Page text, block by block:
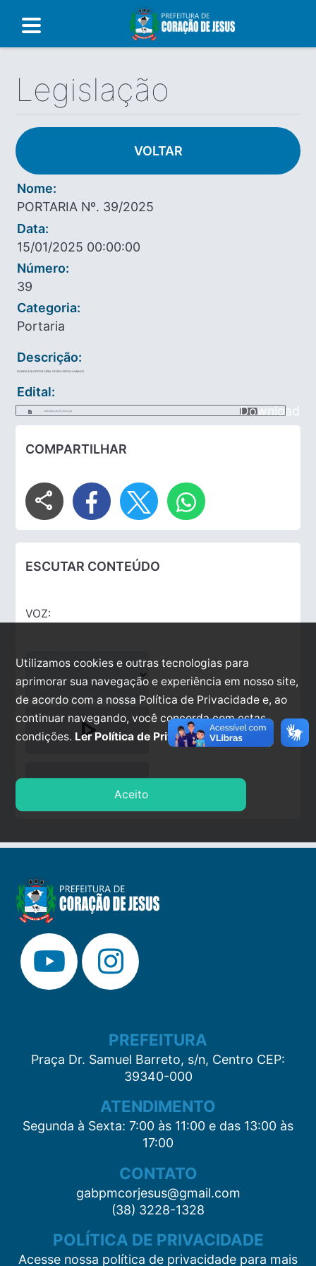
Legislação
VOLTAR
Nome:
PORTARIA Nº. 39/2025
Data:
15/01/2025 00:00:00
Número:
39
Categoria:
Portaria
Descrição:
NOMEIA SUB GESTOR GERAL DE RECURSOS HUMANOS
Edital:
PORTARIA_39_DE_2025.pdf Download
COMPARTILHAR
share
ESCUTAR CONTEÚDO
VOZ:
play_arrow
stop
PREFEITURA
Praça Dr. Samuel Barreto, s/n, Centro CEP:
39340-000
ATENDIMENTO
Segunda à Sexta: 7:00 às 11:00 e das 13:00 às
17:00
CONTATO
gabpmcorjesus@gmail.com
(38) 3228-1328
POLÍTICA DE PRIVACIDADE
Acesse nossa política de privacidade para mais
Utilizamos cookies e outras tecnologias para
aprimorar sua navegação e experiência em nosso site,
de acordo com a nossa Política de Privacidade e, ao
continuar navegando, você concorda com estas
condições. Ler Política de Privacidade.
Aceito